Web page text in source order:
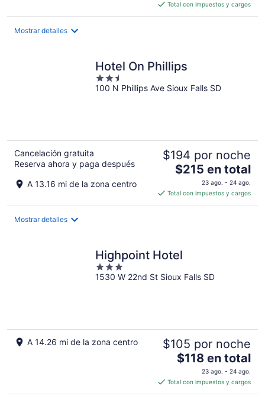
de
por
noche
Total con impuestos y cargos
Mostrar detalles
Hotel On Phillips
2.5
out
100 N Phillips Ave Sioux Falls SD
Cancelación gratuita
Reserva ahora y paga después
A 13.16 mi de la zona centro
$194 por noche
El
precio
es
de
por
noche
$215 en total
23 ago. - 24 ago.
Total con impuestos y cargos
Mostrar detalles
Highpoint Hotel
3
out
1530 W 22nd St Sioux Falls SD
A 14.26 mi de la zona centro $105 por noche
El
precio
es
de
$118 en total
23 ago. - 24 ago.
Total con impuestos y cargos